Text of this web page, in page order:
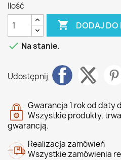
Ilość
 DODAJ
 Na stanie.
Udostępnij
Gwarancja 1 rok od daty
Wszystkie produkty,
gwarancją.
Realizacja zamówień
Wszystkie zamówienia